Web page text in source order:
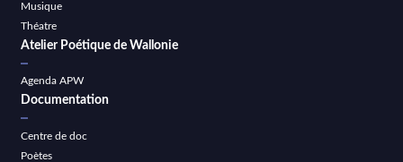
Musique
Théatre
Atelier Poétique de Wallonie
Agenda APW
Documentation
Centre de doc
Poètes